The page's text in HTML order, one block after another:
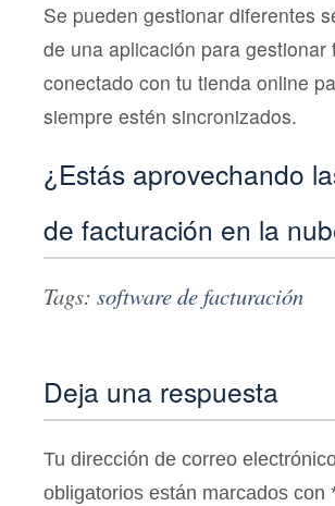
Se pueden gestionar diferentes
de una aplicación para
conectado con tu tienda online
siempre estén sincronizados.
¿Estás aprovechando
de facturación en la
Tags: software de facturación
Deja una respuesta
Tu dirección de correo
obligatorios están marcados con